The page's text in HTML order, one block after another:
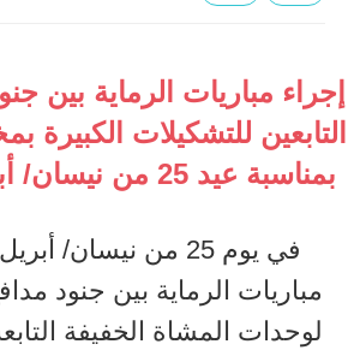
إجراء مباريات الرماية بين
التابعين للتشكيلات الكبيرة
بمناسبة عيد 25 من نيسان/ أبريل الأغر
في يوم 25 من نيسان/
مباريات الرماية بين جنود
لوحدات المشاة الخفيفة